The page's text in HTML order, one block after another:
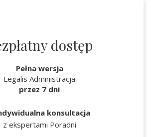
dostęp
Pełna wersja
Legalis Administracja
przez 7 dni
konsultacja
z ekspertami Poradni